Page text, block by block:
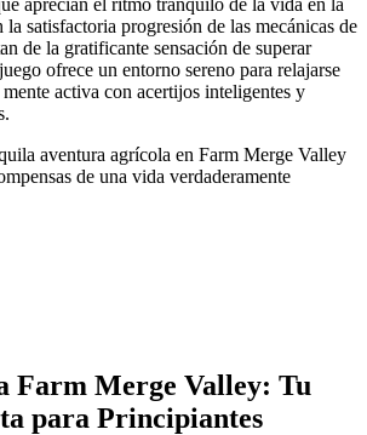
aprecian el ritmo tranquilo de la vida en la
la satisfactoria progresión de las mecánicas de
de la gratificante sensación de superar
ofrece un entorno sereno para relajarse
activa con acertijos inteligentes y
aventura agrícola en Farm Merge Valley
de una vida verdaderamente
Farm Merge Valley: Tu
para Principiantes